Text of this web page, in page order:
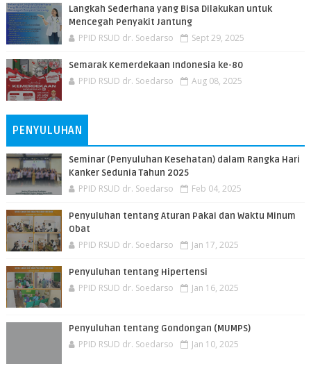
Langkah Sederhana yang Bisa Dilakukan untuk
Mencegah Penyakit Jantung
PPID RSUD dr. Soedarso Sept 29, 2025
Semarak Kemerdekaan Indonesia ke-80
PPID RSUD dr. Soedarso Aug 08, 2025
PENYULUHAN
Seminar (Penyuluhan Kesehatan) dalam Rangka Hari
Kanker Sedunia Tahun 2025
PPID RSUD dr. Soedarso Feb 04, 2025
Penyuluhan tentang Aturan Pakai dan Waktu Minum
Obat
PPID RSUD dr. Soedarso Jan 17, 2025
Penyuluhan tentang Hipertensi
PPID RSUD dr. Soedarso Jan 16, 2025
Penyuluhan tentang Gondongan (MUMPS)
PPID RSUD dr. Soedarso Jan 10, 2025